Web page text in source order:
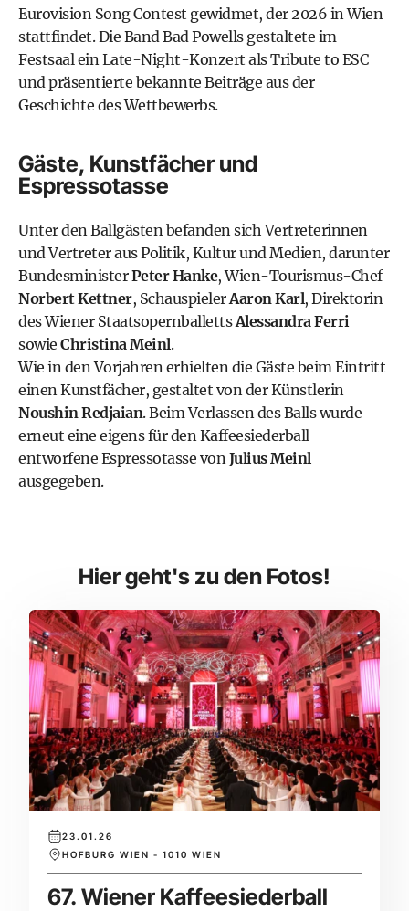
Eurovision Song Contest gewidmet, der 2026 in Wien
stattfindet. Die Band Bad Powells gestaltete im
Festsaal ein Late-Night-Konzert als Tribute to ESC
und präsentierte bekannte Beiträge aus der
Geschichte des Wettbewerbs.
Gäste, Kunstfächer und
Espressotasse
Unter den Ballgästen befanden sich Vertreterinnen
und Vertreter aus Politik, Kultur und Medien, darunter
BundesministerPeter Hanke, Wien-Tourismus-Chef
Norbert Kettner, SchauspielerAaron Karl, Direktorin
des Wiener StaatsopernballettsAlessandra Ferri
sowie Christina Meinl.
Wie in den Vorjahren erhielten die Gäste beim Eintritt
einen Kunstfächer, gestaltet von der Künstlerin
Noushin Redjaian. Beim Verlassen des Balls wurde
erneut eine eigens für den Kaffeesiederball
entworfene Espressotasse vonJulius Meinl
ausgegeben.
Hier geht's zu den Fotos!
23.01.26
HOFBURG WIEN - 1010 WIEN
67. Wiener Kaffeesiederball